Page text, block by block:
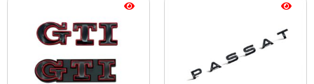
produkten
varianter.